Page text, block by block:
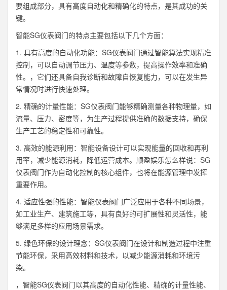
要组成部分，具有高度自动化和精确化的特点，是其成功的关
键。
智能SG仪表阀门的特点主要包括以下几个方面：
1. 具有高度的自动化功能：SG仪表阀门通过智能算法实现精准
控制，可以自动调节压力、温度等参数，提高操作效率和准确
性。，它们还具备自我诊断和故障自恢复能力，可以在发生异
常情况时进行快速处理。
2. 精确的计量性能：SG仪表阀门能够精确测量各种物理量，如
流量、压力、密度等，为生产过程提供准确的数据支持，确保
生产工艺的稳定性和可靠性。
3. 高效的能源利用：智能设备设计可以实现能量的回收和再利
用率，减少能源消耗，降低运营成本。顺盈娱乐怎么样说：SG
仪表阀门作为自动化控制的核心组件，也将在能源管理中发挥
重要作用。
4. 适应性强的性能：智能仪表阀门广泛应用于各种不同场景，
如工业生产、建筑施工等，具有良好的可扩展性和灵活性，能
够满足多样的应用场景需求。
5. 绿色环保的设计理念：SG仪表阀门在设计和制造过程中注重
节能环保，采用高效材料和技术，以减少能源消耗和环境污
染。
，智能SG仪表阀门以其高度的自动化性能、精确的计量性能、